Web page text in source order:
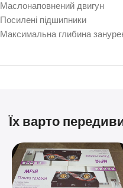
Маслонаповнений двигун
Посилені підшипники
Максимальна глибина
Їх варто